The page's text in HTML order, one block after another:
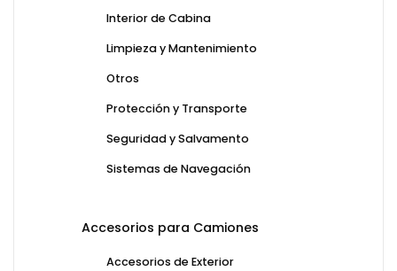
Interior de Cabina
Limpieza y Mantenimiento
Otros
Protección y Transporte
Seguridad y Salvamento
Sistemas de Navegación
Accesorios para Camiones
Accesorios de Exterior